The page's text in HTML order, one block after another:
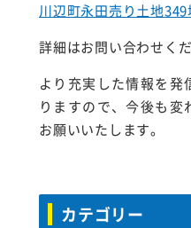
川辺町永田売り土地
詳細はお問い合わせくだ
より充実した情報を発
りますので、今後も変
お願いいたします。
カテゴリー